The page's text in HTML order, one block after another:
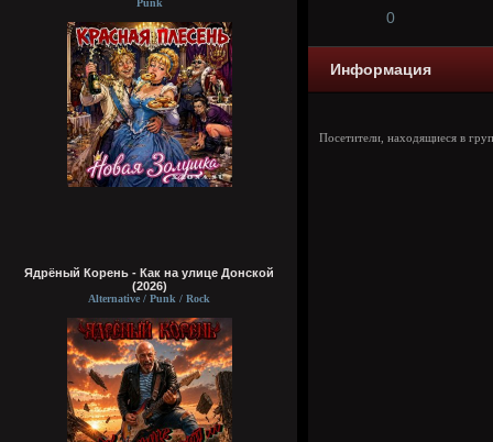
Punk
Ядрёный Корень - Как на улице Донской
(2026)
Alternative / Punk / Rock
0
Информация
Посетители, находящиеся в